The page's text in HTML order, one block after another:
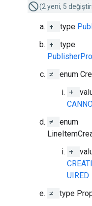
(2 yeni, 5
+ type
+
type
≠
enum
+
≠
enum
+
UIRED
≠
type